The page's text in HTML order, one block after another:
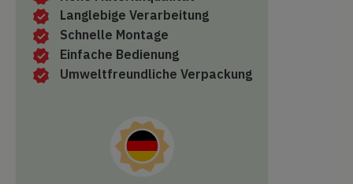
Langlebige Verarbeitung
Schnelle Montage
Einfache Bedienung
Umweltfreundliche Verpackung